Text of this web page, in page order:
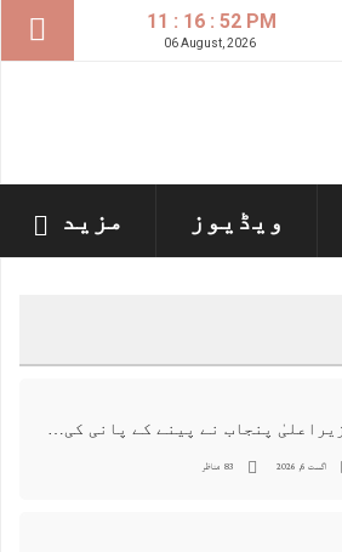
11 : 16 : 53 PM
06 August, 2026
ویڈیوز مزید
وزیراعلیٰ پنجاب نے پینے کے پانی کی بوتل پر چارجز لگانے کی تجویز مستر دکر دی
اگست 6, 2026 83 مناظر